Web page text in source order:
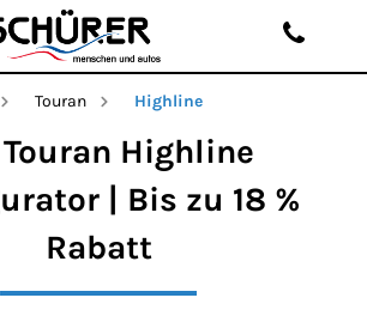
Touran Highline
Highline
| Bis zu 18 %
Rabatt